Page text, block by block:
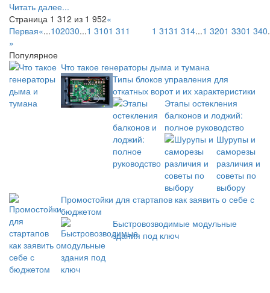
Читать далее...
Страница 1 312 из 1 952«
Первая«...102030...1 3101 311 1 3131 314...1 3201 3301 340
»
Популярное
Что такое генераторы дыма и тумана
Типы блоков управления для
откатных ворот и их характеристики
Этапы остекления
балконов и лоджий:
полное руководство
Шурупы и
саморезы
различия и
советы по
выбору
Промостойки для стартапов как заявить о себе с
бюджетом
Быстровозводимые модульные
здания под ключ